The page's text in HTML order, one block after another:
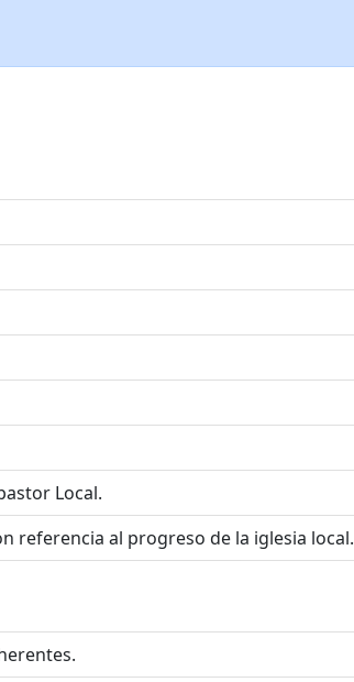
Local.
referencia al progreso de la iglesia local.